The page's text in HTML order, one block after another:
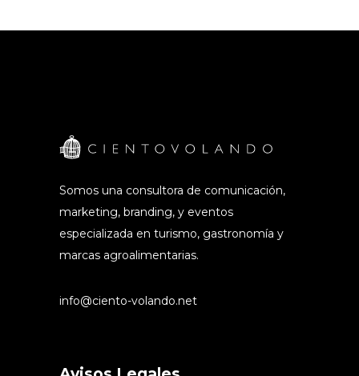
Somos una consultora de comunicación,
marketing, branding, y eventos
especializada en turismo, gastronomía y
marcas agroalimentarias.
info@ciento-volando.net